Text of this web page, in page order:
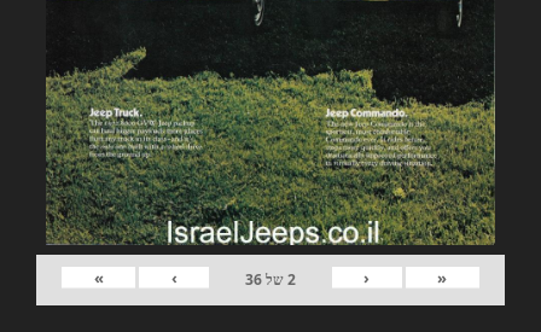
«
‹
2של36
›
»